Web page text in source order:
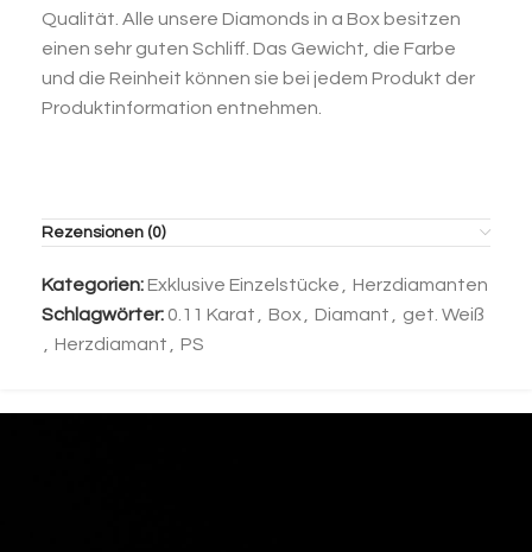
Qualität. Alle unsere Diamonds in a Box besitzen
einen sehr guten Schliff. Das Gewicht, die Farbe
und die Reinheit können sie bei jedem Produkt der
Produktinformation entnehmen.
Rezensionen (0)
Kategorien:Exklusive Einzelstücke
Herzdiamanten
Schlagwörter: 0.11 Karat Box Diamant
get. Weiß
Herzdiamant PS